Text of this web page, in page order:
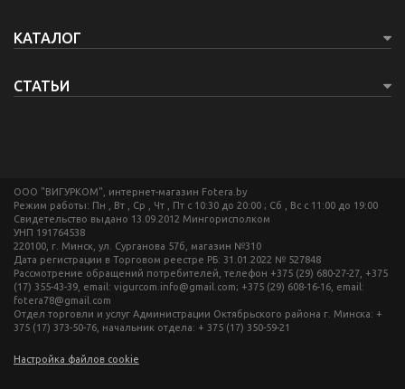
КАТАЛОГ
СТАТЬИ
ООО "ВИГУРКОМ", интернет-магазин Fotera.by
Режим работы: Пн , Вт , Ср , Чт , Пт c 10:30 до 20:00 ; Сб , Вс c 11:00 до 19:00
Свидетельство выдано 13.09.2012 Мингорисполком
УНП 191764538
220100, г. Минск, ул. Сурганова 57б, магазин №310
Дата регистрации в Торговом реестре РБ: 31.01.2022 № 527848
Рассмотрение обращений потребителей, телефон +375 (29) 680-27-27, +375
(17) 355-43-39, email: vigurcom.info@gmail.com; +375 (29) 608-16-16, email:
fotera78@gmail.com
Отдел торговли и услуг Администрации Октябрьского района г. Минска: +
375 (17) 373-50-76, начальник отдела: + 375 (17) 350-59-21
Настройка файлов cookie